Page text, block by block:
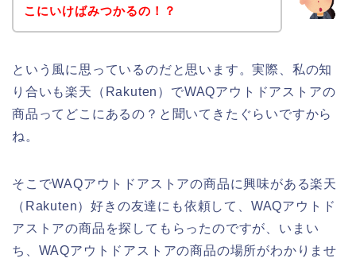
こにいけばみつかるの！？
という風に思っているのだと思います。実際、私の知
り合いも楽天（Rakuten）でWAQアウトドアストアの
商品ってどこにあるの？と聞いてきたぐらいですから
ね。
そこでWAQアウトドアストアの商品に興味がある楽天
（Rakuten）好きの友達にも依頼して、WAQアウトド
アストアの商品を探してもらったのですが、いまい
ち、WAQアウトドアストアの商品の場所がわかりませ